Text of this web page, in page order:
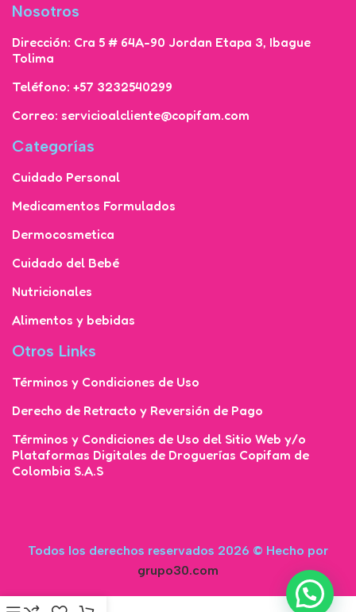
Nosotros
Dirección: Cra 5 # 64A-90 Jordan Etapa 3, Ibague
Tolima
Teléfono: +57 3232540299
Correo: servicioalcliente@copifam.com
Categorías
Cuidado Personal
Medicamentos Formulados
Dermocosmetica
Cuidado del Bebé
Nutricionales
Alimentos y bebidas
Otros Links
Términos y Condiciones de Uso
Derecho de Retracto y Reversión de Pago
Términos y Condiciones de Uso del Sitio Web y/o
Plataformas Digitales de Droguerías Copifam de
Colombia S.A.S
Todos los derechos reservados 2026 © Hecho por
grupo30.com